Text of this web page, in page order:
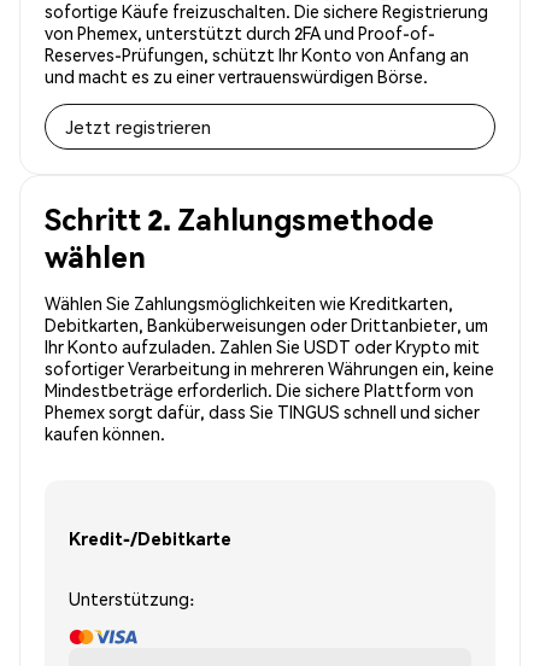
sofortige Käufe freizuschalten. Die sichere Registrierung
von Phemex, unterstützt durch 2FA und Proof-of-
Reserves-Prüfungen, schützt Ihr Konto von Anfang an
und macht es zu einer vertrauenswürdigen Börse.
Jetzt registrieren
Schritt 2. Zahlungsmethode
wählen
Wählen Sie Zahlungsmöglichkeiten wie Kreditkarten,
Debitkarten, Banküberweisungen oder Drittanbieter, um
Ihr Konto aufzuladen. Zahlen Sie USDT oder Krypto mit
sofortiger Verarbeitung in mehreren Währungen ein, keine
Mindestbeträge erforderlich. Die sichere Plattform von
Phemex sorgt dafür, dass Sie TINGUS schnell und sicher
kaufen können.
Kredit-/Debitkarte
Unterstützung: